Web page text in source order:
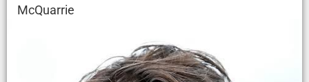
McQuarrie